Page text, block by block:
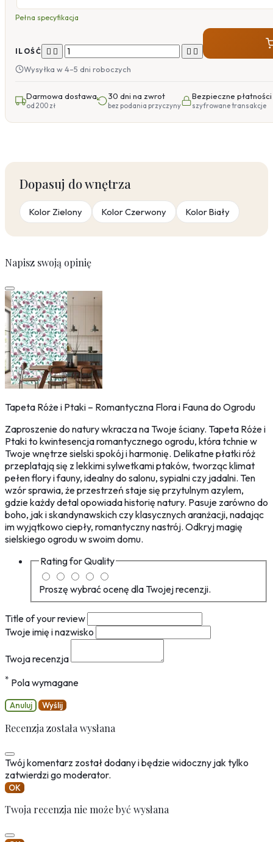
Pełna specyfikacja
ILOŚĆ    
Wysyłka w 4–5 dni roboczych
Darmowa dostawa
od 200 zł
30 dni na zwrot
bez podania przyczyny
Bezpieczne płatności
szyfrowane transakcje
Dopasuj do wnętrza
Kolor Zielony Kolor Czerwony Kolor Biały
Napisz swoją opinię
Tapeta Róże i Ptaki – Romantyczna Flora i Fauna do Ogrodu
Zaproszenie do natury wkracza na Twoje ściany. Tapeta Róże i
Ptaki to kwintesencja romantycznego ogrodu, która tchnie w
Twoje wnętrze sielski spokój i harmonię. Delikatne płatki róż
przeplatają się z lekkimi sylwetkami ptaków, tworząc klimat
pełen flory i fauny, idealny do salonu, sypialni czy jadalni. Ten
wzór sprawia, że przestrzeń staje się przytulnym azylem,
gdzie każdy detal opowiada historię natury. Pasuje zarówno do
boho, jak i skandynawskich czy klasycznych aranżacji, nadając
im wyjątkowo ciepły, romantyczny nastrój. Odkryj magię
sielskiego ogrodu w swoim domu.
Rating forQuality
Proszę wybrać ocenę dla Twojej recenzji.
Title of your review
Twoje imię i nazwisko
Twoja recenzja
* Pola wymagane
Anuluj Wyślij
Recenzja została wysłana
Twój komentarz został dodany i będzie widoczny jak tylko
zatwierdzi go moderator.
OK
Twoja recenzja nie może być wysłana